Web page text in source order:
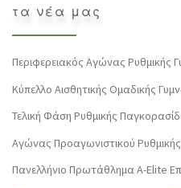
τα νέα μας
Περιφερειακός Αγώνας Ρυθμικής
Κύπελλο Αισθητικής Ομαδικής
Τελική Φάση Ρυθμικής
Αγώνας Προαγωνιστικού
Πανελλήνιο Πρωτάθλημα Α-Elite